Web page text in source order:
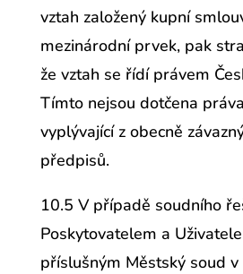
vztah založený kupní
mezinárodní prvek, pak
že vztah se řídí právem
Tímto nejsou dotčena
vyplývající z obecně
předpisů.
10.5 V případě soudního
Poskytovatelem a
příslušným Městský soud v